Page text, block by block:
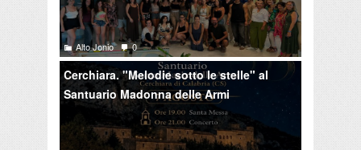
Alto Jonio 0
Cerchiara. "Melodie sotto le stelle" al
Santuario Madonna delle Armi